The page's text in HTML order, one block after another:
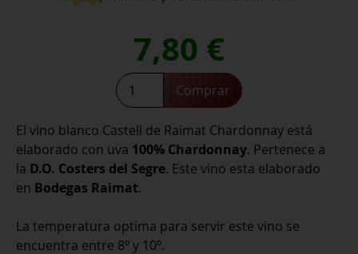
7,80 €
Castell
de
Chardonnay
Ecológico
cantidad
Comprar
El vino blanco Castell de Raimat Chardonnay está
elaborado con uva 100% Chardonnay. Pertenece a
la D.O. Costers del Segre. Este vino esta elaborado
en Bodegas Raimat.
La temperatura optima para servir este vino se
encuentra entre 8º y 10º.